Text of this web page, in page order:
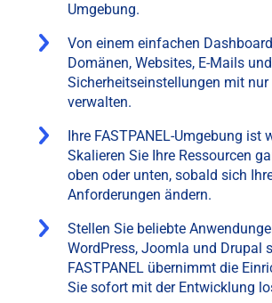
Umgebung.
Von einem einfachen
Domänen, Websites, E-Mails und
Sicherheitseinstellungen mit
verwalten.
Ihre FASTPANEL-Umgebung ist
Skalieren Sie Ihre Ressourcen
oben oder unten, sobald sich
Anforderungen ändern.
Stellen Sie beliebte
WordPress, Joomla und Drupal
FASTPANEL übernimmt die
Sie sofort mit der Entwicklung